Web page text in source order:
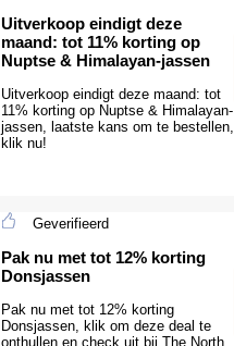
Uitverkoop eindigt deze
maand: tot 11% korting op
Nuptse & Himalayan-jassen
Uitverkoop eindigt deze maand: tot
11% korting op Nuptse & Himalayan-
jassen, laatste kans om te bestellen,
klik nu!
Geverifieerd
Pak nu met tot 12% korting
Donsjassen
Pak nu met tot 12% korting
Donsjassen, klik om deze deal te
onthullen en check uit bij The North